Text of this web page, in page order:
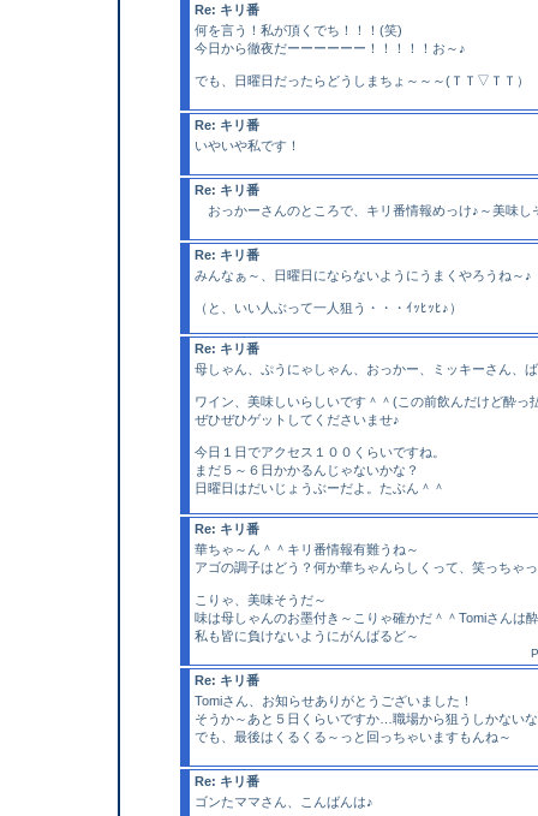
Re: キリ番
何を言う！私が頂くでち！！！(笑)
今日から徹夜だーーーーーー！！！！！お～♪
でも、日曜日だったらどうしまちょ～～～(ＴＴ▽ＴＴ）
Re: キリ番
いやいや私です！
Re: キリ番
おっかーさんのところで、キリ番情報めっけ♪～美味し
Re: キリ番
みんなぁ～、日曜日にならないようにうまくやろうね～♪
（と、いい人ぶって一人狙う・・・ｲｯﾋｯﾋ♪）
Re: キリ番
母しゃん、ぷうにゃしゃん、おっかー、ミッキーさん、
ワイン、美味しいらしいです＾＾(この前飲んだけど酔
ぜひぜひゲットしてくださいませ♪
今日１日でアクセス１００くらいですね。
まだ５～６日かかるんじゃないかな？
日曜日はだいじょうぶーだよ。たぶん＾＾
Re: キリ番
華ちゃ～ん＾＾キリ番情報有難うね～
アゴの調子はどう？何か華ちゃんらしくって、笑っちゃ
こりゃ、美味そうだ～
味は母しゃんのお墨付き～こりゃ確かだ＾＾Tomiさんは
私も皆に負けないようにがんばるど～
Re: キリ番
Tomiさん、お知らせありがとうございました！
そうか～あと５日くらいですか…職場から狙うしかない
でも、最後はくるくる～っと回っちゃいますもんね～
Re: キリ番
ゴンたママさん、こんばんは♪